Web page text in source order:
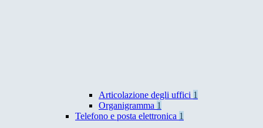
Articolazione degli uffici 1
Organigramma 1
Telefono e posta elettronica 1